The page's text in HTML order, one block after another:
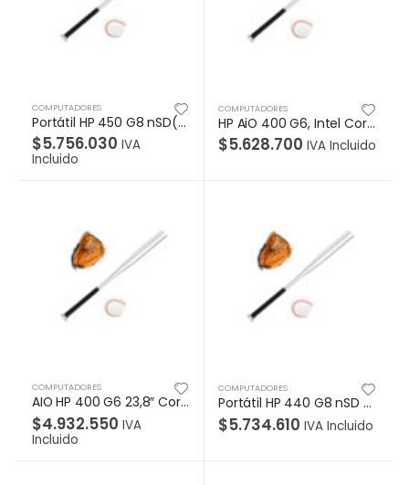
COMPUTADORES
Portátil HP 450 G8 nSD(sin lector de tarjeta SD),, Core i7-1165G7, W10 Pro 64, LED 15.6″ HD, 16GB, SSD 512GB, Garantía 1/1/0
$5.756.030 IVA
Incluido
COMPUTADORES
HP AiO 400 G6, Intel Core i7-10700, 8 núcleos 16 hilos 2.90GHz hasta 4.80GHz con frecuencia turbo, Windows® 10 Pro 64bit,LCD delgada de 23.8″ FHD, de 250 nits, con retroiluminación LED y Base de altura ajustable, Gráficos integrados Intel® UHD, RAM 8GB (1x8GB) DDR4 2933, soporta hasta 64Gb en 2 slots SODIMM, SSD 512GB M.2 2280 PCIe, DVD, Teclado HP
$5.628.700 IVA Incluido
COMPUTADORES
AIO HP 400 G6 23,8″ Core i5-10500 W10 Pro 64 , 8GB, 512 Garantia 1-1-1
$4.932.550 IVA
Incluido
COMPUTADORES
Portátil HP 440 G8 nSD (sin lector de tarjeta SD), Core i7-1165G7, W10 Pro 64, LED 14″ HD, 8GB, SSD 512GB, Garantía 1/1/0
$5.734.610 IVA Incluido